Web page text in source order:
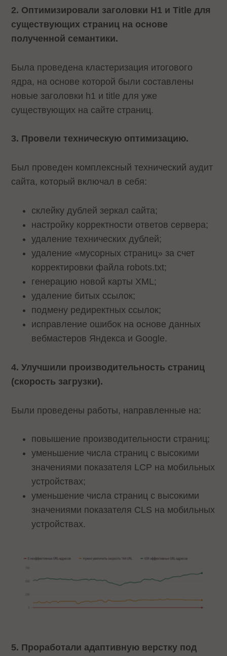
2. Оптимизировали заголовки H1 и Title для
существующих страниц на основе
полученной семантики.
Была проведена кластеризация итогового
ядра, на основе которой были составлены
новые заголовки h1 и title для уже
существующих на сайте страниц.
3. Провели техническую оптимизацию.
Был проведен комплексный технический аудит
сайта, который включал в себя:
склейку дублей зеркал сайта;
настройку корректности ответов сервера;
удаление технических дублей;
удаление «мусорных страниц» за счет
корректировки файла robots.txt;
генерацию новой карты XML;
удаление битых ссылок;
подмену редиректных ссылок;
исправление ошибок на основе данных
вебмастеров Яндекса и Google.
4. Улучшили производительность страниц
(скорость загрузки).
Были проведены работы, направленные на:
повышение производительности страниц;
уменьшение числа страниц с высокими
значениями показателя LCP на мобильных
устройствах;
уменьшение числа страниц с высокими
значениями показателя CLS на мобильных
устройствах.
5. Проработали адаптивную верстку под